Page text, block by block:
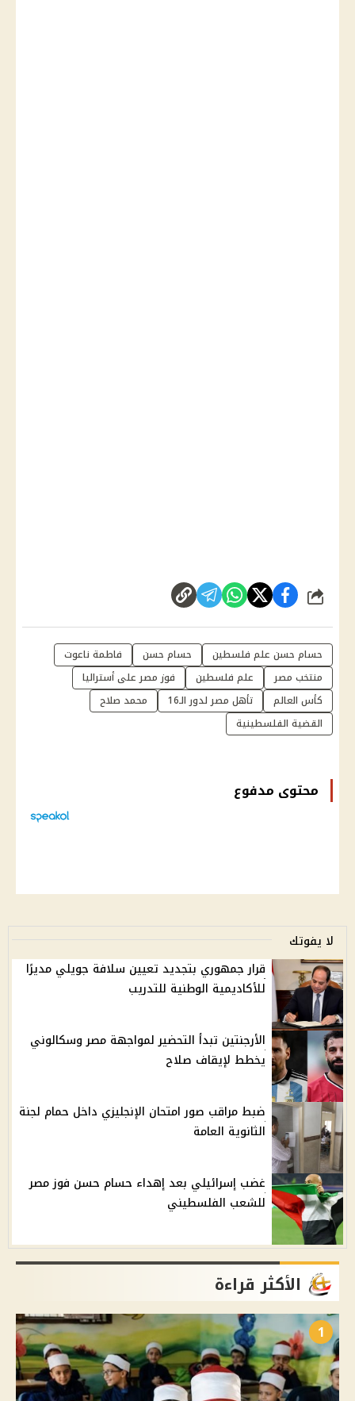
شارك
حسام حسن علم فلسطين حسام حسن
فاطمة ناعوت
منتخب مصر
علم فلسطين
فوز مصر على أستراليا
كأس العالم
تأهل مصر لدور الـ16
محمد صلاح
القضية الفلسطينية
محتوى مدفوع
لا يفوتك
قرار جمهوري بتجديد تعيين سلافة جويلي مديرًا
للأكاديمية الوطنية للتدريب
الأرجنتين تبدأ التحضير لمواجهة مصر وسكالوني
يخطط لإيقاف صلاح
ضبط مراقب صور امتحان الإنجليزي داخل حمام لجنة
الثانوية العامة
غضب إسرائيلي بعد إهداء حسام حسن فوز مصر
للشعب الفلسطيني
الأكثر قراءة
1